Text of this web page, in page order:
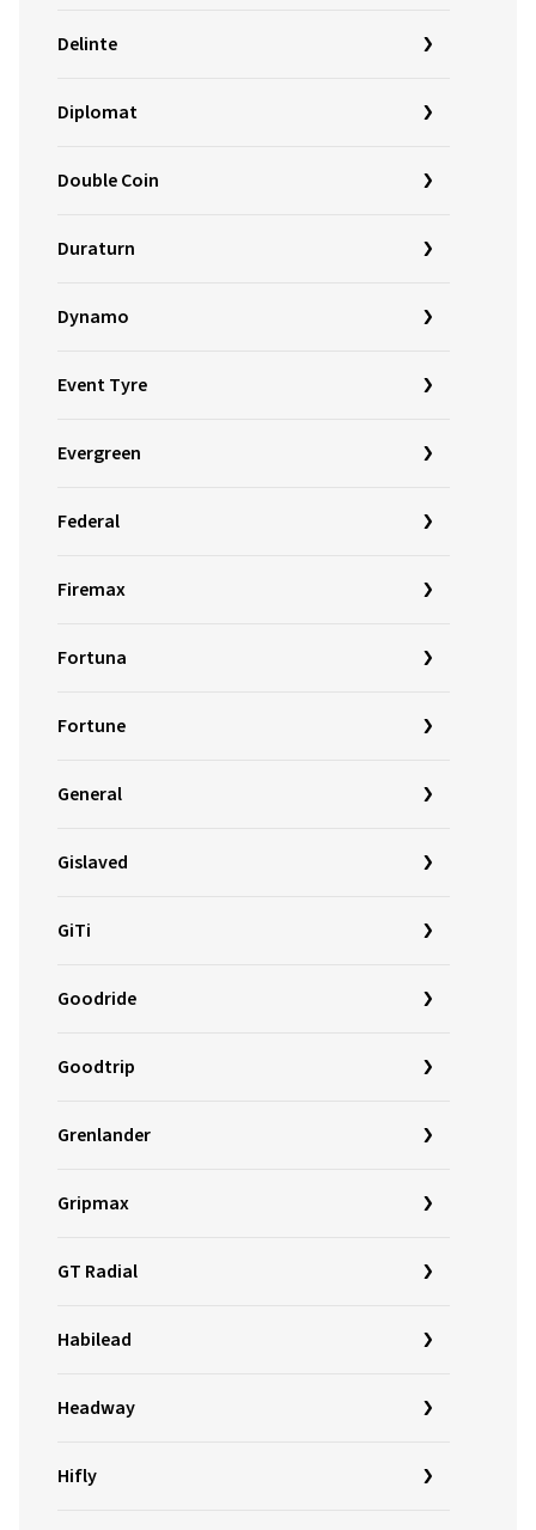
Delinte
Diplomat
Double Coin
Duraturn
Dynamo
Event Tyre
Evergreen
Federal
Firemax
Fortuna
Fortune
General
Gislaved
GiTi
Goodride
Goodtrip
Grenlander
Gripmax
GT Radial
Habilead
Headway
Hifly